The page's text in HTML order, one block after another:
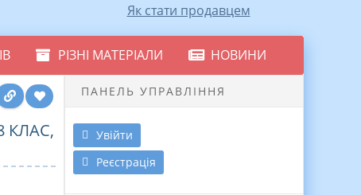
Як стати продавцем
РІЗНІ МАТЕРІАЛИ НОВИНИ
КЛАС,
ПАНЕЛЬ УПРАВЛІННЯ
Увійти
Реєстрація